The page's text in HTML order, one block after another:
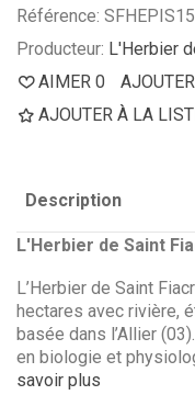
Référence: SFHEPIS15
Producteur: L'Herbier
AIMER 0
AJOUTER À LA
Description
L'Herbier de Saint
L’Herbier de Saint
hectares avec rivière,
basée dans l’Allier
en biologie et
savoir plus